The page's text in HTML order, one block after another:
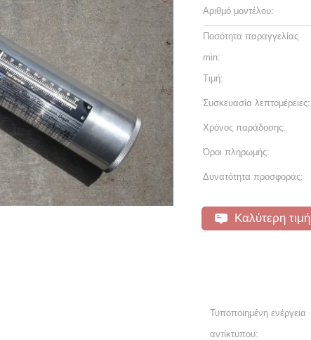
Αριθμό μοντέλου:
Ποσότητα παραγγελίας
min:
Τιμή:
Συσκευασία λεπτομέρειες:
Χρόνος παράδοσης:
Όροι πληρωμής:
Δυνατότητα προσφοράς:
Καλύτερη τιμή
Τυποποιημένη ενέργεια
αντίκτυπου: